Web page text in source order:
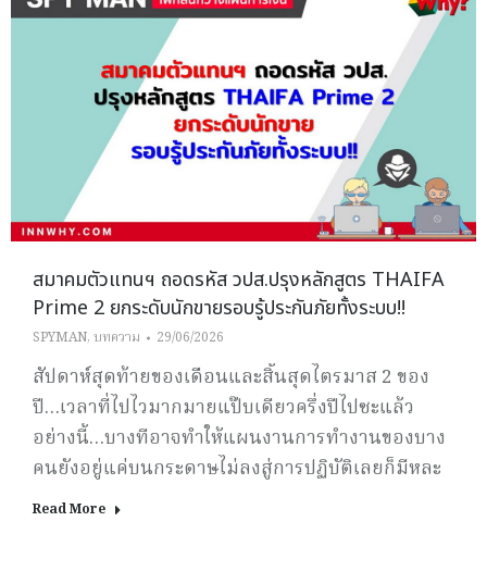
สมาคมตัวแทนฯ ถอดรหัส วปส.ปรุงหลักสูตร THAIFA
Prime 2 ยกระดับนักขายรอบรู้ประกันภัยทั้งระบบ!!
SPYMAN, บทความ 29/06/2026
สัปดาห์สุดท้ายของเดือนและสิ้นสุดไตรมาส 2 ของ
ปี…เวลาที่ไปไวมากมายแป๊บเดียวครึ่งปีไปซะแล้ว
อย่างนี้…บางทีอาจทำให้แผนงานการทำงานของบาง
คนยังอยู่แค่บนกระดาษไม่ลงสู่การปฏิบัติเลยก็มีหละ
Read More